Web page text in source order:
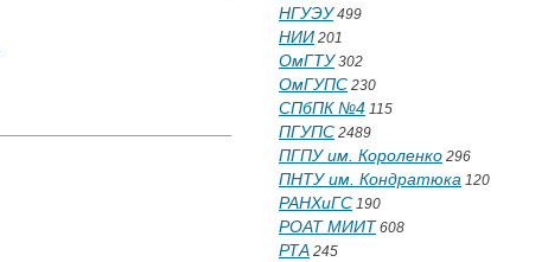
НГУЭУ499
НИИ 201
ОмГТУ302
ОмГУПС 230
СПбПК №4 115
ПГУПС 2489
ПГПУ им. Короленко 296
ПНТУ им. Кондратюка 120
РАНХиГС 190
РОАТ МИИТ 608
РТА 245